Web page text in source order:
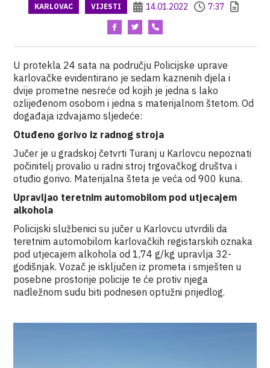
KARLOVAC VIJESTI 14.01.2022 7:37
U protekla 24 sata na području Policijske uprave
karlovačke evidentirano je sedam kaznenih djela i
dvije prometne nesreće od kojih je jedna s lako
ozlijeđenom osobom i jedna s materijalnom štetom. Od
događaja izdvajamo sljedeće:
Otuđeno gorivo iz radnog stroja
Jučer je u gradskoj četvrti Turanj u Karlovcu nepoznati
počinitelj provalio u radni stroj trgovačkog društva i
otuđio gorivo. Materijalna šteta je veća od 900 kuna.
Upravljao teretnim automobilom pod utjecajem
alkohola
Policijski službenici su jučer u Karlovcu utvrdili da
teretnim automobilom karlovačkih registarskih oznaka
pod utjecajem alkohola od 1,74 g/kg upravlja 32-
godišnjak. Vozač je isključen iz prometa i smješten u
posebne prostorije policije te će protiv njega
nadležnom sudu biti podnesen optužni prijedlog.